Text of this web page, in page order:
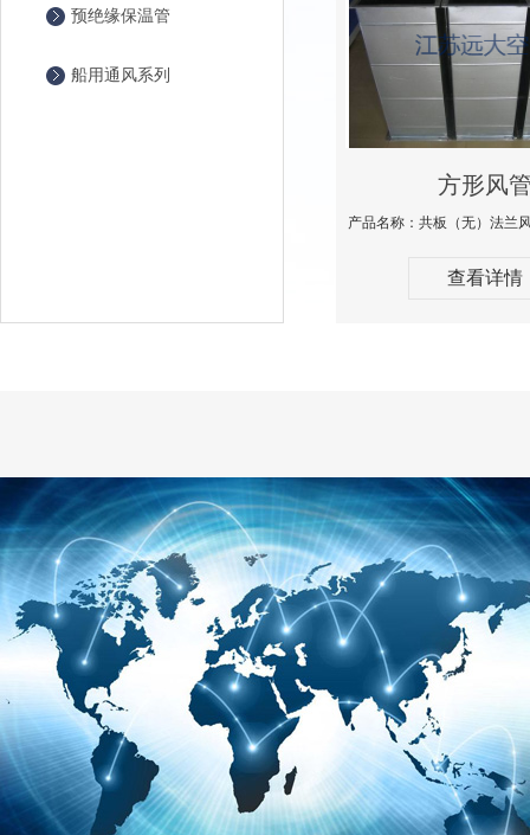
预绝缘保温管
船用通风系列
方形风
查看详情